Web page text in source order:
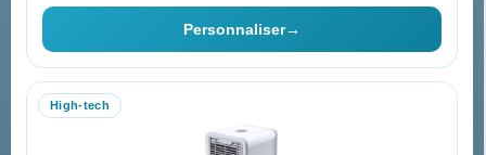
Personnaliser→
High-tech
Contact & devis
06 09 53 17 41
WhatsApp
equipe@promenoch-goodies.com